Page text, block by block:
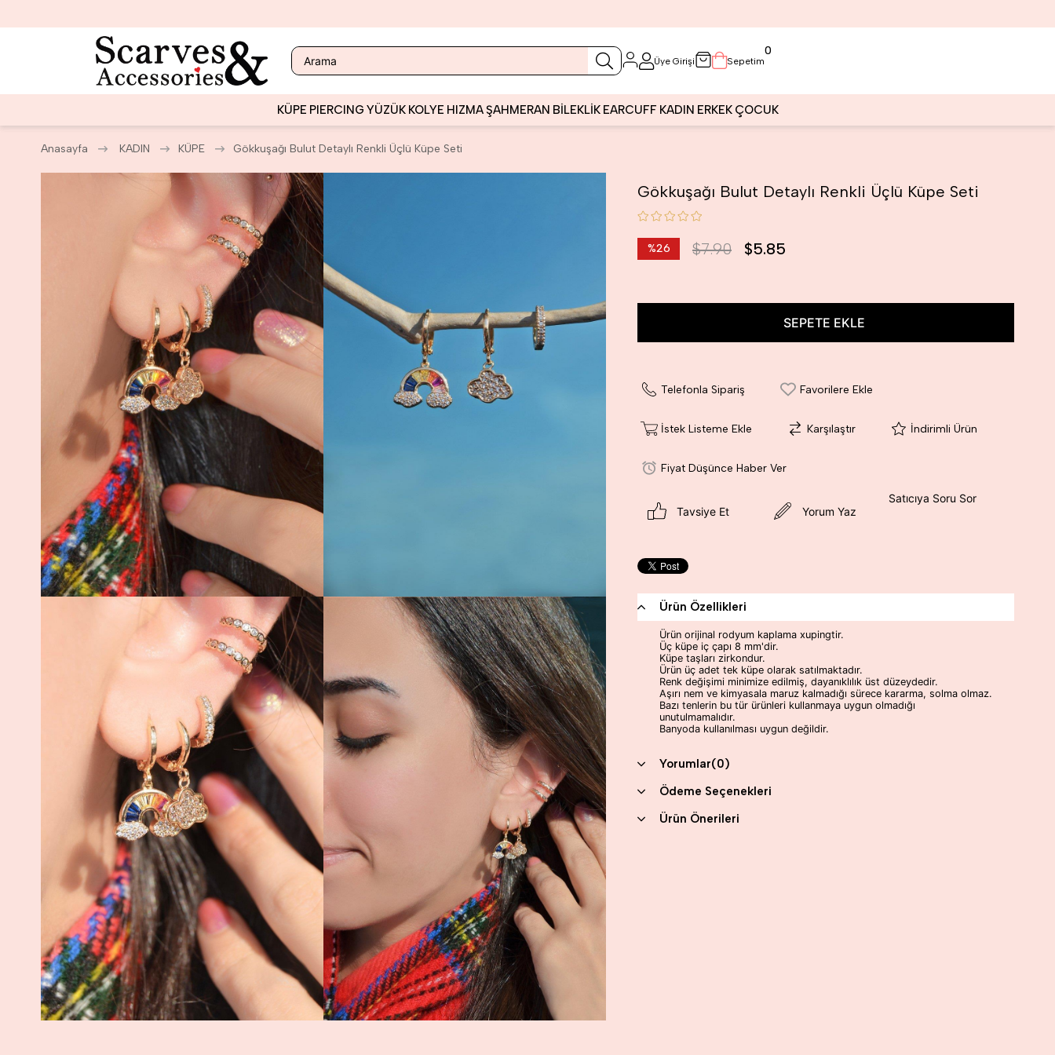
Üye Girişi Sepetim
0
KÜPE PIERCING YÜZÜK KOLYE HIZMAŞAHMERAN BİLEKLİK EARCUFF KADIN ERKEK ÇOCUK
Anasayfa KADIN KÜPE Gökkuşağı Bulut Detaylı Renkli Üçlü Küpe Seti
Gökkuşağı Bulut Detaylı Renkli Üçlü Küpe Seti
%26
$7.90 $5.85
Telefonla Sipariş Favorilere Ekle
İstek Listeme Ekle Karşılaştır İndirimli Ürün
Fiyat Düşünce Haber Ver
Tavsiye Et Yorum Yaz
Satıcıya Soru Sor
Ürün Özellikleri
Ürün orijinal rodyum kaplama xupingtir.
Üç küpe iç çapı 8 mm'dir.
Küpe taşları zirkondur.
Ürün üç adet tek küpe olarak satılmaktadır.
Renk değişimi minimize edilmiş, dayanıklılık üst düzeydedir.
Aşırı nem ve kimyasala maruz kalmadığı sürece kararma, solma olmaz.
Bazı tenlerin bu tür ürünleri kullanmaya uygun olmadığı
unutulmamalıdır.
Banyoda kullanılması uygun değildir.
Yorumlar(0)
Ödeme Seçenekleri
Ürün Önerileri